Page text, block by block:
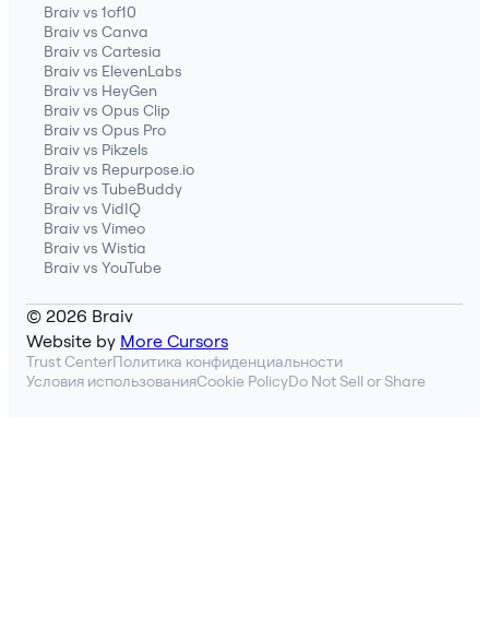
Braiv vs 1of10
Braiv vs Canva
Braiv vs Cartesia
Braiv vs ElevenLabs
Braiv vs HeyGen
Braiv vs Opus Clip
Braiv vs Opus Pro
Braiv vs Pikzels
Braiv vs Repurpose.io
Braiv vs TubeBuddy
Braiv vs VidIQ
Braiv vs Vimeo
Braiv vs Wistia
Braiv vs YouTube
© 2026 Braiv
Website by More Cursors
Trust CenterПолитика конфиденциальности
Условия использованияCookie PolicyDo Not Sell or Share